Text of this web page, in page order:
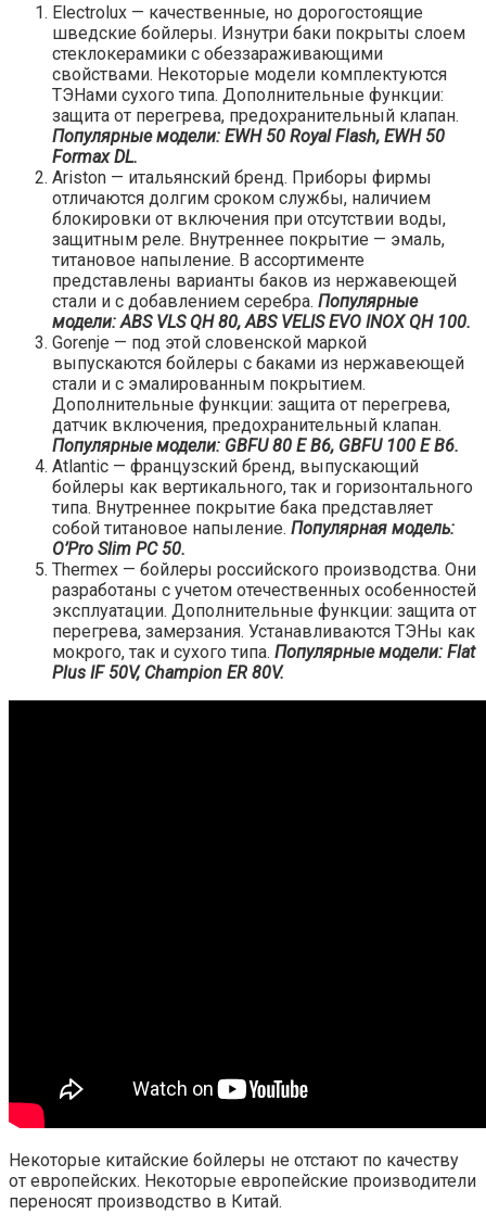
Electrolux — качественные, но дорогостоящие
шведские бойлеры. Изнутри баки покрыты слоем
стеклокерамики с обеззараживающими
свойствами. Некоторые модели комплектуются
ТЭНами сухого типа. Дополнительные функции:
защита от перегрева, предохранительный клапан.
Популярные модели: EWH 50 Royal Flash, EWH 50
Formax DL.
Ariston — итальянский бренд. Приборы фирмы
отличаются долгим сроком службы, наличием
блокировки от включения при отсутствии воды,
защитным реле. Внутреннее покрытие — эмаль,
титановое напыление. В ассортименте
представлены варианты баков из нержавеющей
стали и с добавлением серебра. Популярные
модели: ABS VLS QH 80, ABS VELIS EVO INOX QH 100.
Gorenje — под этой словенской маркой
выпускаются бойлеры с баками из нержавеющей
стали и с эмалированным покрытием.
Дополнительные функции: защита от перегрева,
датчик включения, предохранительный клапан.
Популярные модели: GBFU 80 E B6, GBFU 100 E B6.
Atlantic — французский бренд, выпускающий
бойлеры как вертикального, так и горизонтального
типа. Внутреннее покрытие бака представляет
собой титановое напыление. Популярная модель:
O’Pro Slim PC 50.
Thermex — бойлеры российского производства. Они
разработаны с учетом отечественных особенностей
эксплуатации. Дополнительные функции: защита от
перегрева, замерзания. Устанавливаются ТЭНы как
мокрого, так и сухого типа. Популярные модели: Flat
Plus IF 50V, Champion ER 80V.
Некоторые китайские бойлеры не отстают по качеству
от европейских. Некоторые европейские производители
переносят производство в Китай.